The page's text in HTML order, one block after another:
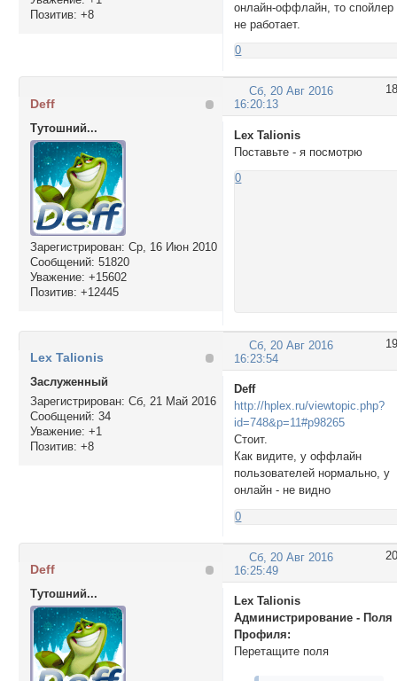
Позитив: +8
онлайн-оффлайн, то спойлер
не работает.
0
18
Сб, 20 Авг 2016
16:20:13
Deff
Тутошний...
Зарегистрирован: Ср, 16 Июн 2010
Сообщений: 51820
Уважение: +15602
Позитив: +12445
Lex Talionis
Поставьте - я посмотрю
0
19
Сб, 20 Авг 2016
16:23:54
Lex Talionis
Заслуженный
Зарегистрирован: Сб, 21 Май 2016
Сообщений: 34
Уважение: +1
Позитив: +8
Deff
http://hplex.ru/viewtopic.php?
id=748&p=11#p98265
Стоит.
Как видите, у оффлайн
пользователей нормально, у
онлайн - не видно
0
20
Сб, 20 Авг 2016
16:25:49
Deff
Тутошний...
Lex Talionis
Администрирование - Поля
Профиля:
Перетащите поля